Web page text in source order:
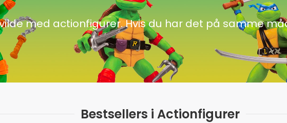
med actionfigurer. Hvis du har det på samme
Bestsellers i Actionfigurer